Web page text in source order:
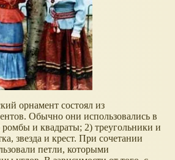
орнамент состоял из
Обычно они использовались в
и квадраты; 2) треугольники и
звезда и крест. При сочетании
петли, которыми